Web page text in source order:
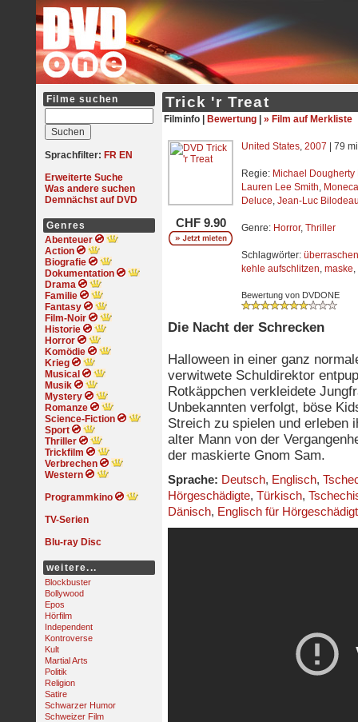
Filme suchen
Sprachfilter: FR EN
Erweiterte Suche
Was andere suchen
Demnächst auf DVD
Genres
Abenteuer
Action
Biografie
Dokumentation
Drama
Familie
Fantasy
Film-Noir
Historie
Horror
Komödie
Krieg
Musical
Musik
Mystery
Romanze
Science-Fiction
Sport
Thriller
Trickfilm
Verbrechen
Western
Programmkino
TV-Serien
Blu-ray Disc
weitere...
Blockbuster
Bollywood
Epos
Hörfilm
Independent
Kontroverse
Kult
Martial Arts
Politik
Religion
Satire
Schwarzer Humor
Schweizer Film
Trick 'r Treat
Filminfo | Bewertung » Film auf Merkliste
CHF 9.90
United States, 2007 | 79
Regie: Michael Dougherty
Lauren Lee Smith,
Deluce, Jean-Luc
Genre: Horror, Thriller
Schlagwörter:
kehle aufschlitzen, maske,
Bewertung von DVDONE
Die Nacht der Schrecken
Halloween in einer ganz
verwitwete Schuldirektor
Rotkäppchen verkleidete
Unbekannten verfolgt, böse
Streich zu spielen und erleben
alter Mann von der
der maskierte Gnom Sam.
Sprache: Deutsch, Englisch,
Hörgeschädigte, Türkisch,
Dänisch, Englisch für